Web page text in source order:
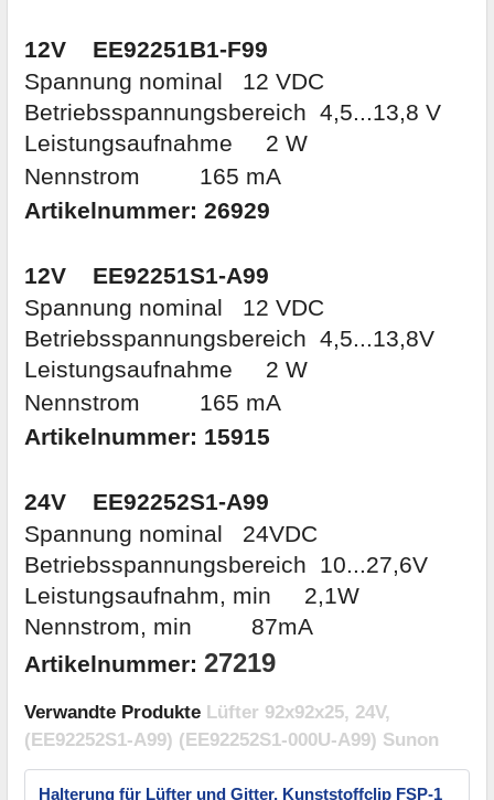
12V EE92251B1-F99
Spannung nominal 12 VDC
Betriebsspannungsbereich 4,5...13,8 V
Leistungsaufnahme 2 W
Nennstrom 165 mA
Artikelnummer: 26929
12V EE92251S1-A99
Spannung nominal 12 VDC
Betriebsspannungsbereich 4,5...13,8V
Leistungsaufnahme 2 W
Nennstrom 165 mA
Artikelnummer: 15915
24V EE92252S1-A99
Spannung nominal 24VDC
Betriebsspannungsbereich 10...27,6V
Leistungsaufnahm, min 2,1W
Nennstrom, min 87mA
Artikelnummer: 27219
Verwandte Produkte Lüfter 92x92x25, 24V,
(EE92252S1-A99) (EE92252S1-000U-A99) Sunon
Halterung für Lüfter und Gitter, Kunststoffclip FSP-1